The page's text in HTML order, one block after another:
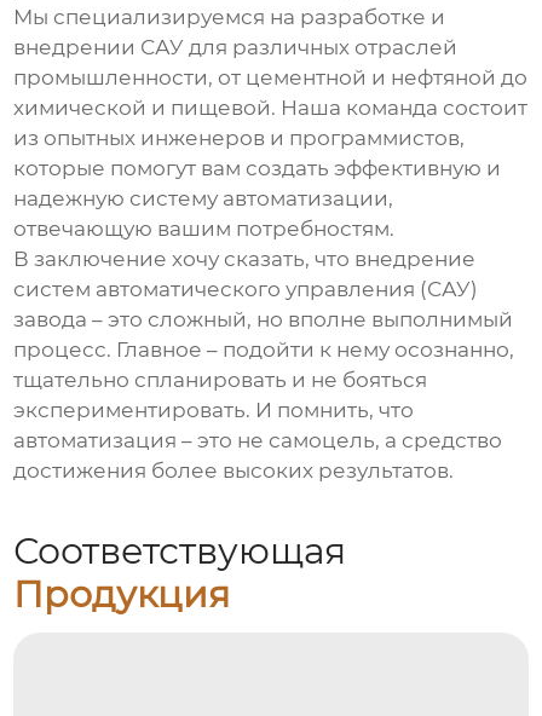
Мы специализируемся на разработке и
внедрении САУ для различных отраслей
промышленности, от цементной и нефтяной до
химической и пищевой. Наша команда состоит
из опытных инженеров и программистов,
которые помогут вам создать эффективную и
надежную систему автоматизации,
отвечающую вашим потребностям.
В заключение хочу сказать, что внедрение
систем автоматического управления (САУ)
завода – это сложный, но вполне выполнимый
процесс. Главное – подойти к нему осознанно,
тщательно спланировать и не бояться
экспериментировать. И помнить, что
автоматизация – это не самоцель, а средство
достижения более высоких результатов.
Соответствующая
Продукция